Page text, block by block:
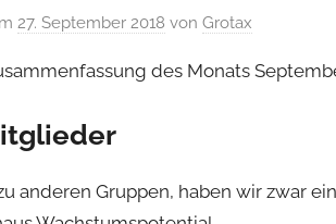
27. September 2018 von Grotax
des Monats
anderen Gruppen, haben wir zwar